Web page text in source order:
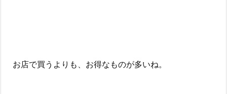
お店で買うよりも、お得なものが多いね。